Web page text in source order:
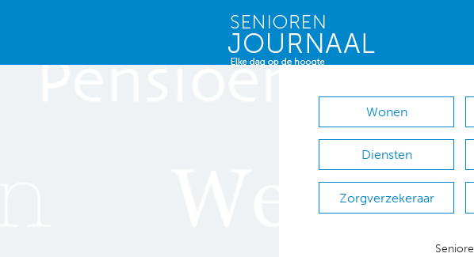
Wonen
Diensten
Zorgverzekeraar